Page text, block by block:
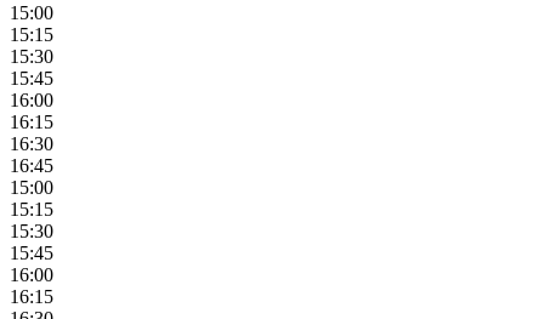
15:00
15:15
15:30
15:45
16:00
16:15
16:30
16:45
15:00
15:15
15:30
15:45
16:00
16:15